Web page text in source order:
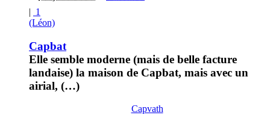
| 1
(Léon)
Capbat
Elle semble moderne (mais de belle facture
landaise) la maison de Capbat, mais avec un
airial, (…)
Capvath